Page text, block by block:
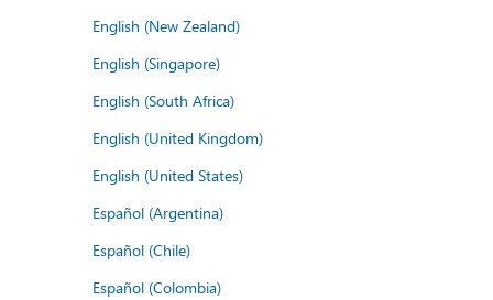
English (New Zealand)
English (Singapore)
English (South Africa)
English (United Kingdom)
English (United States)
Español (Argentina)
Español (Chile)
Español (Colombia)